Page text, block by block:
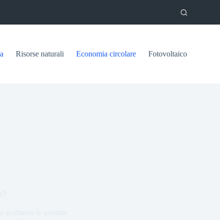
Risorse naturali Economia circolare Fotovoltaico